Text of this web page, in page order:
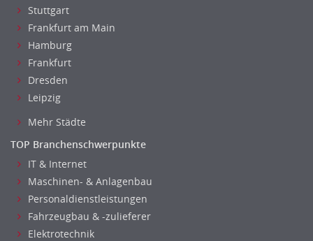
Chemie
Geowissenschaften
Labor, Forschung
Pharmazie
Physik
Agiles Projektmanagement
Digital Leadership
Industrie 4.0
Internet of Things
Angestellte, Beamte auf Bundesebene
Angestellte, Beamte auf Landes-, kommunaler Ebene
Angestellte, Beamte im auswärtigen Dienst
(Bundes-)Polizei, Justizvollzug
Stuttgart
Frankfurt am Main
Hamburg
Frankfurt
Dresden
Leipzig
Mehr Städte
TOP Branchenschwerpunkte
IT & Internet
Maschinen- & Anlagenbau
Personaldienstleistungen
Fahrzeugbau & -zulieferer
Elektrotechnik